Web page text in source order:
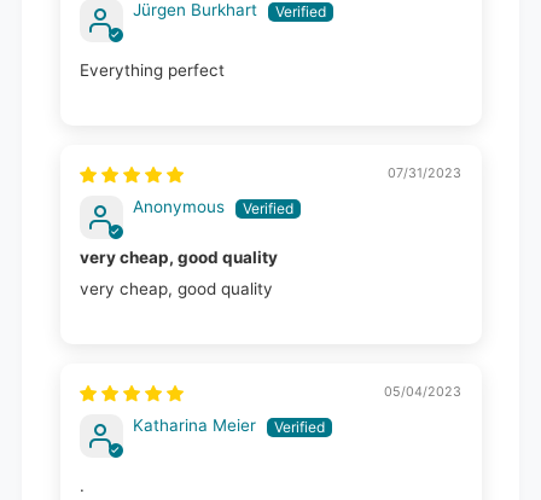
Jürgen Burkhart
Everything perfect
07/31/2023
Anonymous
very cheap, good quality
very cheap, good quality
05/04/2023
Katharina Meier
.